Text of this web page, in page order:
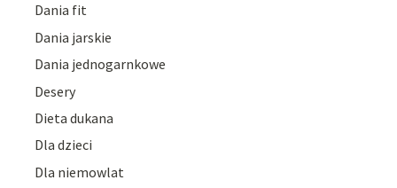
Dania fit
Dania jarskie
Dania jednogarnkowe
Desery
Dieta dukana
Dla dzieci
Dla niemowlat